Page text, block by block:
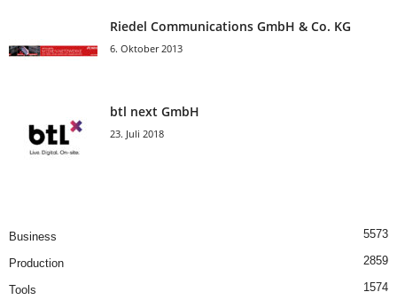
Riedel Communica­tions GmbH & Co. KG
6. Oktober 2013
btl next GmbH
23. Juli 2018
Business 5573
Production 2859
Tools 1574